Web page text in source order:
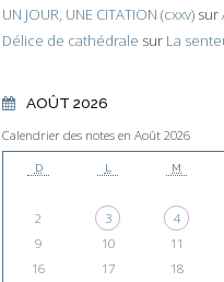
UN JOUR, UNE CITATION (cxxv) sur
Délice de cathédrale sur La
AOÛT 2026
Calendrier des notes en Août 2026
D L M
2
3 4
9
10 11
16
17 18